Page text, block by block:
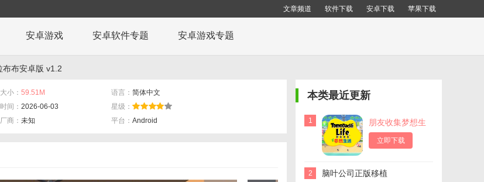
文章频道 软件下载 安卓下载 苹果下载
安卓游戏 安卓软件专题 安卓游戏专题
布安卓版 v1.2
大小： 59.51M 语言： 简体中文
时间： 2026-06-03
星级：
厂商： 未知 平台： Android
本类最近更新
1
朋友收集梦想生
活
立即下载
2 脑叶公司正版移植